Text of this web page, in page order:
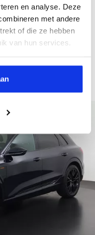
en analyse. Deze
met andere
of die ze hebben
van hun services.
Elektrisch
glazen panorama-dak
lease
p.m.